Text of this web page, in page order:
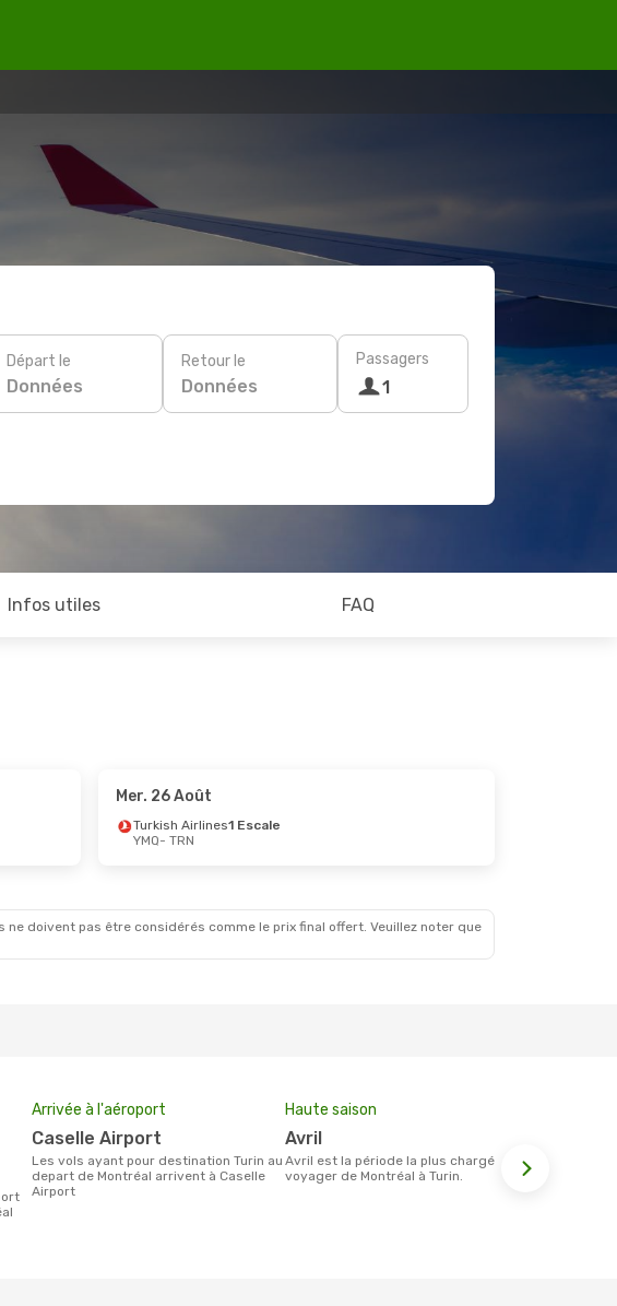
Départ le
Données
Retour le
Données
Passagers
1
Infos utiles FAQ
Mer. 26 Août
Turkish Airlines1 Escale
YMQ- TRN
doivent pas être considérés comme le prix final offert. Veuillez noter que
Arrivée à l'aéroport
Caselle Airport
Les vols ayant pour destination Turin au
depart de Montréal arrivent à Caselle
Airport
Haute saison
avril
avril est la période la plus chargée pour
voyager de Montréal à Turin.